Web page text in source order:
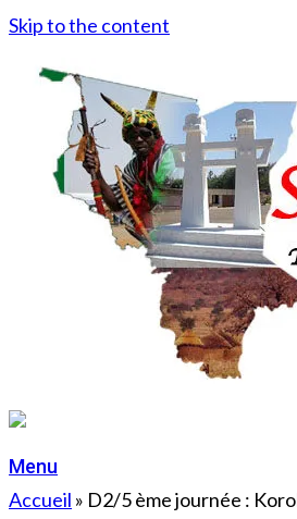
Skip to the content
Menu
Accueil » D2/5 ème journée :